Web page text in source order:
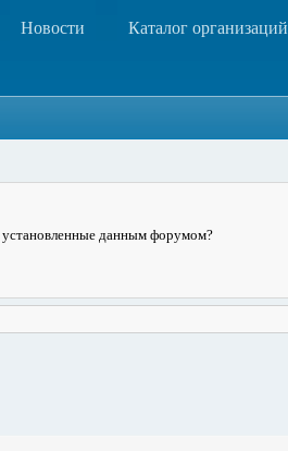
Новости Каталог организаций
данным форумом?